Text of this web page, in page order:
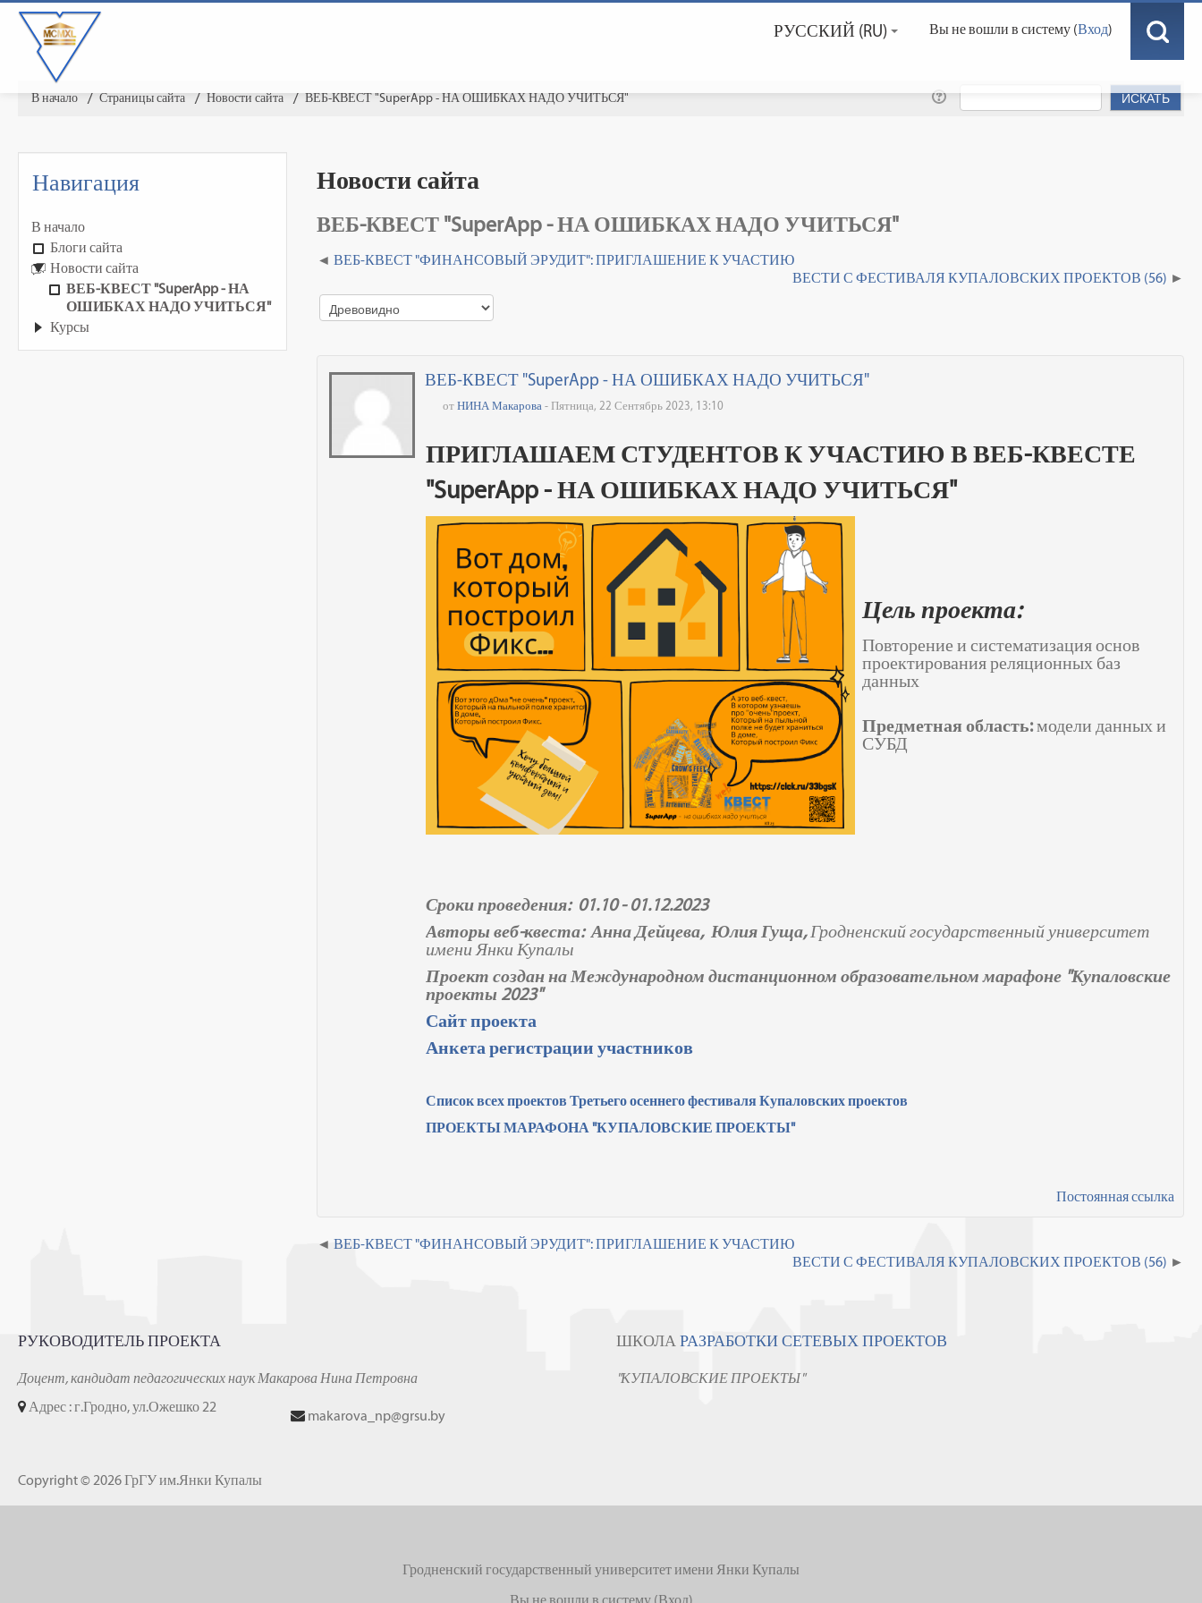
Вы не вошли в систему (Вход)
РУССКИЙ ‎(RU)‎
В начало ▶︎ Страницы сайта ▶︎ Новости сайта ▶︎ ВЕБ-КВЕСТ "SuperApp - НА ОШИБКАХ НАДО УЧИТЬСЯ"
Новости сайта
ВЕБ-КВЕСТ "SuperApp - НА ОШИБКАХ НАДО УЧИТЬСЯ"
ВЕБ-КВЕСТ "ФИНАНСОВЫЙ ЭРУДИТ": ПРИГЛАШЕНИЕ К УЧАСТИЮ
ВЕСТИ С ФЕСТИВАЛЯ КУПАЛОВСКИХ ПРОЕКТОВ (56)
ВЕБ-КВЕСТ "SuperApp - НА ОШИБКАХ НАДО УЧИТЬСЯ"
отНИНА Макарова - Пятница, 22 Сентябрь 2023, 13:10
ПРИГЛАШАЕМ СТУДЕНТОВ К УЧАСТИЮ В ВЕБ-КВЕСТЕ
"SuperApp - НА ОШИБКАХ НАДО УЧИТЬСЯ"
Цель проекта:
Повторение и систематизация основ
проектирования реляционных баз
данных
Предметная область:модели данных и
СУБД
Сроки проведения: 01.10 - 01.12.2023
Авторы веб-квеста: Анна Дейцева, Юлия Гуща,Гродненский государственный университет
имени Янки Купалы
Проект создан на Международном дистанционном образовательном марафоне "Купаловские
проекты 2023"
Сайт проекта
Анкета регистрации участников
Список всех проектов Третьего осеннего фестиваля Купаловских проектов
ПРОЕКТЫ МАРАФОНА "КУПАЛОВСКИЕ ПРОЕКТЫ"
Постоянная ссылка
ВЕБ-КВЕСТ "ФИНАНСОВЫЙ ЭРУДИТ": ПРИГЛАШЕНИЕ К УЧАСТИЮ
ВЕСТИ С ФЕСТИВАЛЯ КУПАЛОВСКИХ ПРОЕКТОВ (56)
Навигация
В начало
Блоги сайта
Новости сайта
ВЕБ-КВЕСТ "SuperApp - НА
ОШИБКАХ НАДО УЧИТЬСЯ"
Курсы
РУКОВОДИТЕЛЬ ПРОЕКТА
Доцент, кандидат педагогических наук Макарова Нина Петровна
Адрес : г.Гродно, ул.Ожешко 22
makarova_np@grsu.by
ШКОЛА РАЗРАБОТКИ СЕТЕВЫХ ПРОЕКТОВ
"КУПАЛОВСКИЕ ПРОЕКТЫ"
Copyright © 2026 ГрГУ им.Янки Купалы
Гродненский государственный университет имени Янки Купалы